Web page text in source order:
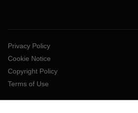
Privacy Policy
Cookie Notice
Copyright Policy
Terms of Use